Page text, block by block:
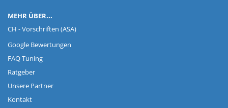
MEHR ÜBER...
CH - Vorschriften (ASA)
Google Bewertungen
FAQ Tuning
Ratgeber
Unsere Partner
Kontakt